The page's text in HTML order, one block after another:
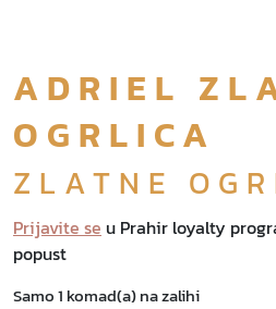
ADRIEL
OGRLICA
ZLATNE
Prijavite se u Prahir loyalty
popust
Samo 1 komad(a) na zalihi